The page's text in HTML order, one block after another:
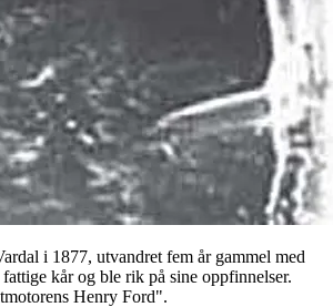
i 1877, utvandret fem år gammel med
kår og ble rik på sine oppfinnelser.
Henry Ford".